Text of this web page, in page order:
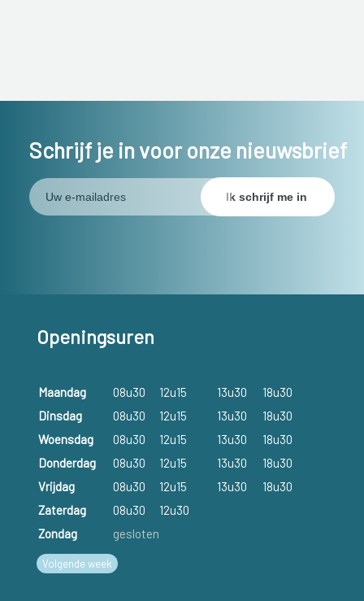
Schrijf je in voor onze nieuwsbrief
Openingsuren
Maandag 08u30 12u15 13u30
18u30
Dinsdag
08u30 12u15 13u30
18u30
Woensdag
08u30 12u15 13u30
18u30
Donderdag
08u30 12u15 13u30
18u30
Vrijdag
08u30 12u15 13u30
18u30
Zaterdag
08u30
12u30
Zondag
gesloten
Volgende week